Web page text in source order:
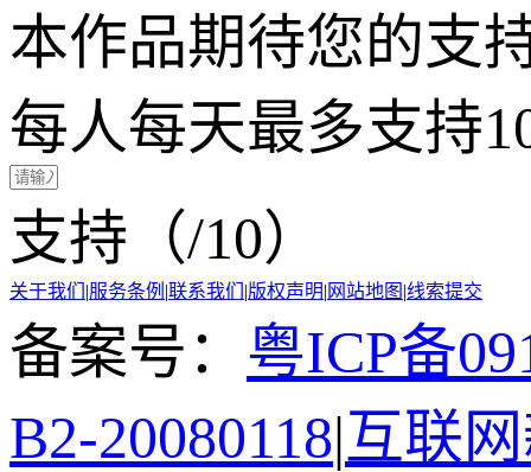
本作品期待您的支
每人每天最多支持
支持（/10）
关于我们 |服务条例 |联系我们 |版权声明| 网站地图 |线索提交
备案号： 粤ICP备
B2-20080118|互联